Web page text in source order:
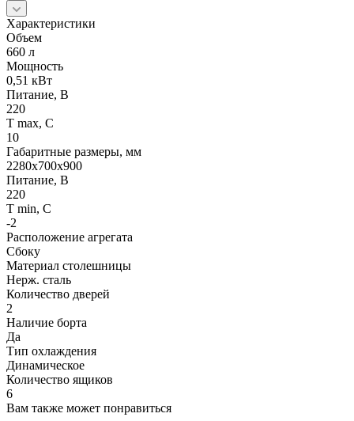
Характеристики
Объем
660 л
Мощность
0,51 кВт
Питание, В
220
Т max, С
10
Габаритные размеры, мм
2280х700х900
Питание, В
220
Т min, С
-2
Расположение агрегата
Сбоку
Материал столешницы
Нерж. сталь
Количество дверей
2
Наличие борта
Да
Тип охлаждения
Динамическое
Количество ящиков
6
Вам также может понравиться